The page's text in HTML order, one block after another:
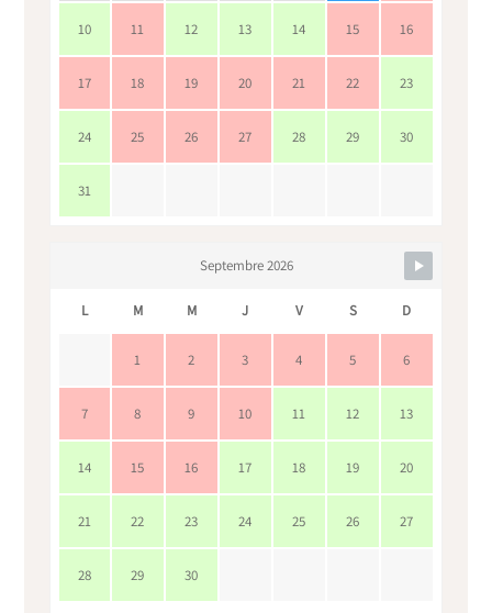
10 11 12 13 14 15 16
17 18 19 20 21 22 23
24 25 26 27 28 29 30
31
Septembre 2026
L M M J V S D
1 2 3 4 5 6
7 8 9 10 11 12 13
14 15 16 17 18 19 20
21 22 23 24 25 26 27
28 29 30